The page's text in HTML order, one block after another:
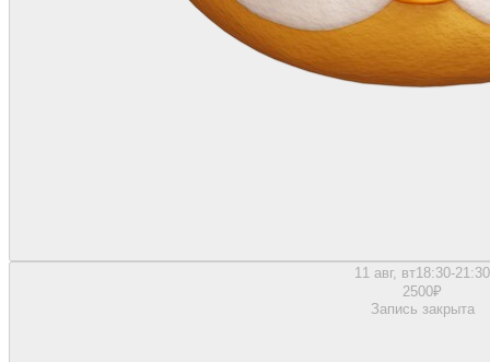
11 авг, вт18:30-21:30
2500₽
Запись закрыта